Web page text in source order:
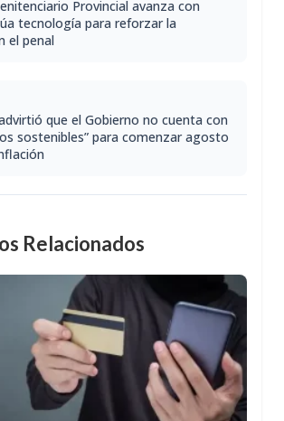
Provincial avanza con
tecnología para reforzar la
el penal
que el Gobierno no cuenta con
sostenibles” para comenzar agosto
Relacionados